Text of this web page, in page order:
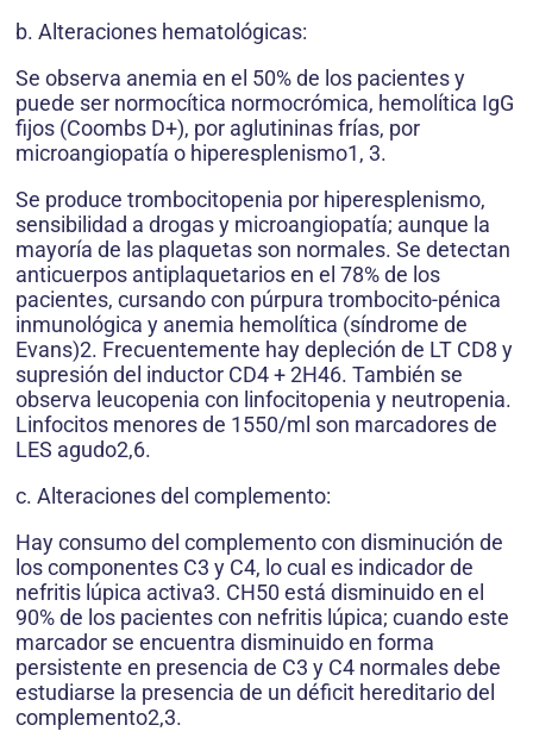
b. Alteraciones hematológicas:
Se observa anemia en el 50% de los pacientes y
puede ser normocítica normocrómica, hemolítica IgG
fijos (Coombs D+), por aglutininas frías, por
microangiopatía o hiperesplenismo1, 3.
Se produce trombocitopenia por hiperesplenismo,
sensibilidad a drogas y microangiopatía; aunque la
mayoría de las plaquetas son normales. Se detectan
anticuerpos antiplaquetarios en el 78% de los
pacientes, cursando con púrpura trombocito-pénica
inmunológica y anemia hemolítica (síndrome de
Evans)2. Frecuentemente hay depleción de LT CD8 y
supresión del inductor CD4 + 2H46. También se
observa leucopenia con linfocitopenia y neutropenia.
Linfocitos menores de 1550/ml son marcadores de
LES agudo2,6.
c. Alteraciones del complemento:
Hay consumo del complemento con disminución de
los componentes C3 y C4, lo cual es indicador de
nefritis lúpica activa3. CH50 está disminuido en el
90% de los pacientes con nefritis lúpica; cuando este
marcador se encuentra disminuido en forma
persistente en presencia de C3 y C4 normales debe
estudiarse la presencia de un déficit hereditario del
complemento2,3.